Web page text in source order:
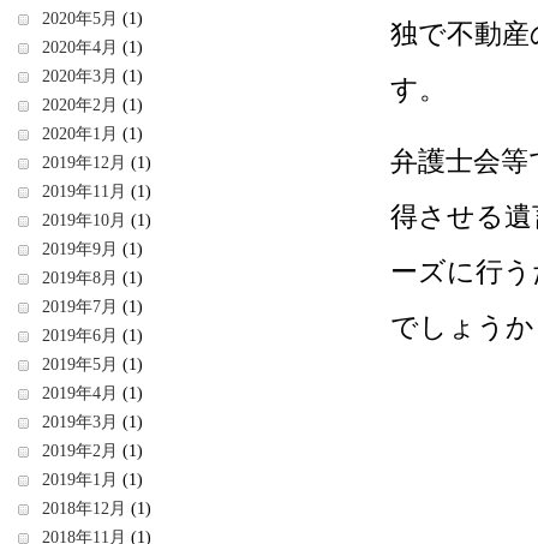
独で不動
す。
弁護士会
得させる
ーズに行
でしょう
2020年5月 (1)
2020年4月 (1)
2020年3月 (1)
2020年2月 (1)
2020年1月 (1)
2019年12月 (1)
2019年11月 (1)
2019年10月 (1)
2019年9月 (1)
2019年8月 (1)
2019年7月 (1)
2019年6月 (1)
2019年5月 (1)
2019年4月 (1)
2019年3月 (1)
2019年2月 (1)
2019年1月 (1)
2018年12月 (1)
2018年11月 (1)